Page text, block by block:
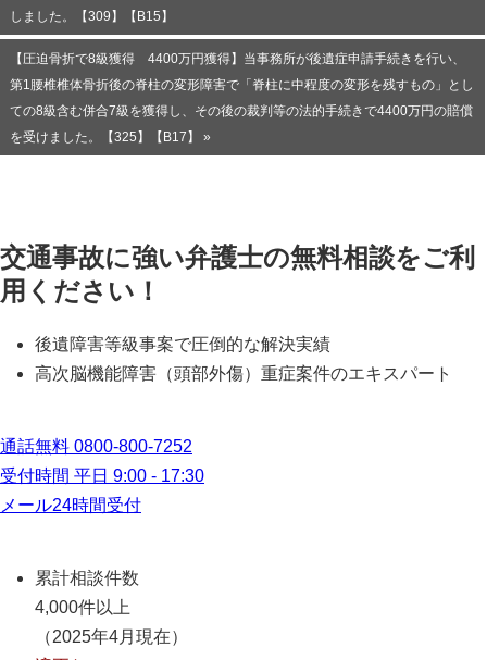
しました。【309】【B15】
【圧迫骨折で8級獲得 4400万円獲得】当事務所が後遺症申請手続きを行い、
第1腰椎椎体骨折後の脊柱の変形障害で「脊柱に中程度の変形を残すもの」とし
ての8級含む併合7級を獲得し、その後の裁判等の法的手続きで4400万円の賠償
を受けました。【325】【B17】 »
交通事故に強い弁護士の無料相談をご利
用ください！
後遺障害等級事案で圧倒的な解決実績
高次脳機能障害（頭部外傷）重症案件のエキスパート
通話無料 0800-800-7252
受付時間 平日 9:00 - 17:30
メール24時間受付
累計相談件数
4,000件以上
（2025年4月現在）